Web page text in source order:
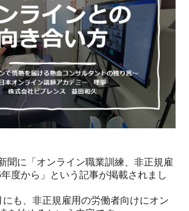
聞に「オンライン職業訓練、非正規雇
度から」という記事が掲載されまし
にも、非正規雇用の労働者向けにオン